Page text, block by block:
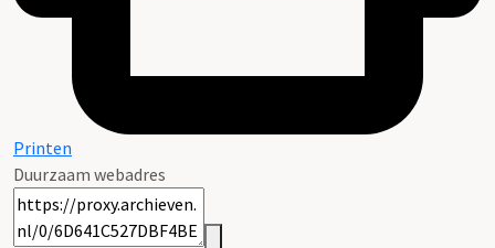
Printen
Duurzaam webadres